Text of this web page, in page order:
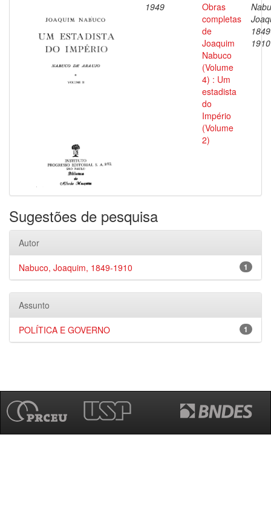
1949
Obras
completas
de
Joaquim
Nabuco
(Volume
4) : Um
estadista
do
Império
(Volume
2)
1910
Sugestões de pesquisa
Autor
1
Nabuco, Joaquim, 1849-1910
Assunto
1
POLÍTICA E GOVERNO